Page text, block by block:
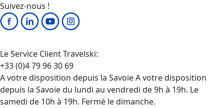
Suivez-nous !
Le Service Client Travelski:
+33 (0)4 79 96 30 69
A votre disposition depuis la Savoie A votre disposition
depuis la Savoie du lundi au vendredi de 9h à 19h. Le
samedi de 10h à 19h. Fermé le dimanche.